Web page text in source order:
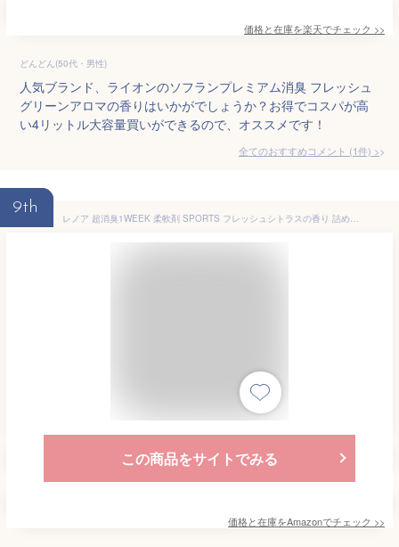
価格と在庫を楽天でチェック >>
どんどん(50代・男性)
人気ブランド、ライオンのソフランプレミアム消臭 フレッシュ
グリーンアロマの香りはいかがでしょうか？お得でコスパが高
い4リットル大容量買いができるので、オススメです！
全てのおすすめコメント (1件) >
9th
レノア 超消臭1WEEK 柔軟剤 SPORTS フレッシュシトラスの香り 詰め替え 1380mL
この商品をサイトでみる
価格と在庫をAmazonでチェック >>